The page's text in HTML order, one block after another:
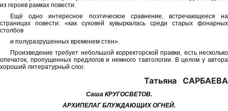
из героев рамках повести.
Ещё одно интересное поэтическое сравнение, встречающееся на
страницах повести: «как суховей кувыркалась среди старых фонарных
столбов
и полуразрушенных временем стен».
Произведение требует небольшой корректорской правки, есть несколько
опечаток, пропущенных предлогов и немного тавтологии. В целом у автора
хороший литературный слог.
Татьяна САРБАЕВА
Саша КРУГОСВЕТОВ.
АРХИПЕЛАГ БЛУЖДАЮЩИХ ОГНЕЙ.